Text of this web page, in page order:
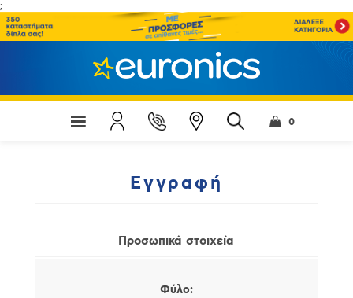
;
0
Εγγραφή
Προσωπικά στοιχεία
Φύλο: